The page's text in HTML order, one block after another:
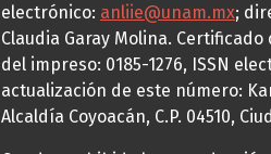
electrónico: anliie@unam.mx;
Claudia Garay Molina.
del impreso: 0185-1276, ISSN
actualización de este número:
Alcaldía Coyoacán, C.P. 04510,